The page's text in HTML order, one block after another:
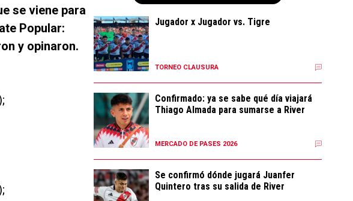
se viene para
Popular:
y opinaron.
Jugador x Jugador vs. Tigre
TORNEO CLAUSURA
Confirmado: ya se sabe qué día viajará
Thiago Almada para sumarse a River
MERCADO DE PASES 2026
Se confirmó dónde jugará Juanfer
Quintero tras su salida de River